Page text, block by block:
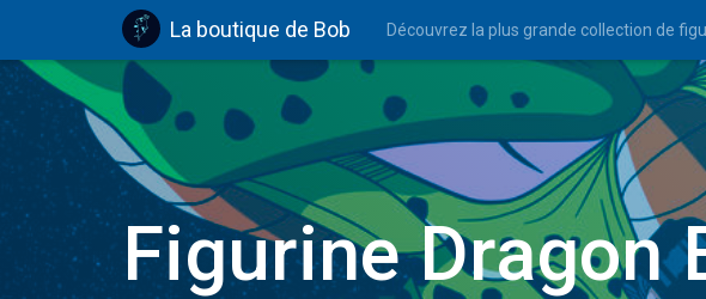
La boutique de Bob Découvrez la plus grande collection de
Figurine Dragon